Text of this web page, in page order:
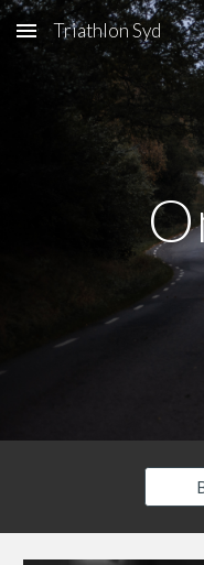
Skip to main content
Triathlon Syd